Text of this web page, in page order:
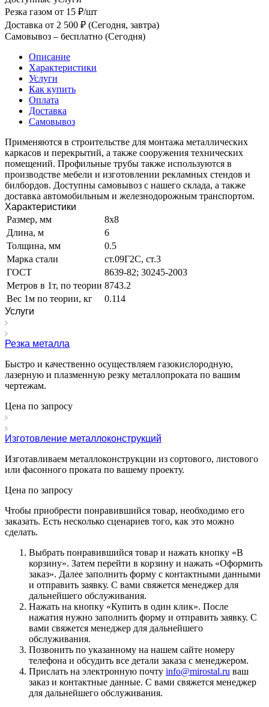
Резка газом от 15 ₽/шт
Доставка от 2 500 ₽ (Сегодня, завтра)
Самовывоз – бесплатно (Сегодня)
Описание
Характеристики
Услуги
Как купить
Оплата
Доставка
Самовывоз
Применяются в строительстве для монтажа металлических
каркасов и перекрытий, а также сооружения технических
помещений. Профильные трубы также используются в
производстве мебели и изготовлении рекламных стендов и
билбордов. Доступны самовывоз с нашего склада, а также
доставка автомобильным и железнодорожным транспортом.
Характеристики
Размер, мм
8х8
Длина, м
6
Толщина, мм
0.5
Марка стали
ст.09Г2С, ст.3
ГОСТ
8639-82; 30245-2003
Метров в 1т, по теории 8743.2
Вес 1м по теории, кг
0.114
Услуги
Резка металла
Быстро и качественно осуществляем газокислородную,
лазерную и плазменную резку металлопроката по вашим
чертежам.
Цена по запросу
Изготовление металлоконструкций
Изготавливаем металлоконструкции из сортового, листового
или фасонного проката по вашему проекту.
Цена по запросу
Чтобы приобрести понравившийся товар, необходимо его
заказать. Есть несколько сценариев того, как это можно
сделать.
Выбрать понравившийся товар и нажать кнопку «В
корзину». Затем перейти в корзину и нажать «Оформить
заказ». Далее заполнить форму с контактными данными
и отправить заявку. С вами свяжется менеджер для
дальнейшего обслуживания.
Нажать на кнопку «Купить в один клик». После
нажатия нужно заполнить форму и отправить заявку. С
вами свяжется менеджер для дальнейшего
обслуживания.
Позвонить по указанному на нашем сайте номеру
телефона и обсудить все детали заказа с менеджером.
Прислать на электронную почту info@mirostal.ru ваш
заказ и контактные данные. С вами свяжется менеджер
для дальнейшего обслуживания.